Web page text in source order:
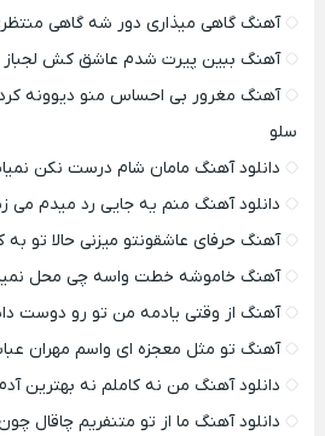
آهنگ گاهی میذاری دور شه گاهی
آهنگ ببین پیرت شدم عاشق کش لجباز
آهنگ مغرور بی احساس منو دیوونه
سلو
دانلود آهنگ مامان شام درست نکن
دانلود آهنگ منم یه جایی رد میدم می
آهنگ حرفای عاشقونتو میزنی حالا تو به
آهنگ خاموشه خطت واسه چی محل
آهنگ از وقتی یادمه من تو رو دوست
آهنگ تو مثل معجزه ای واسم مهران
دانلود آهنگ من نه کاملم نه بهترین
دانلود آهنگ ما از تو متنفریم چاقال